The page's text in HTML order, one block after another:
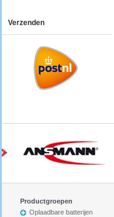
Verzenden
Productgroepen
Oplaadbare batterijen